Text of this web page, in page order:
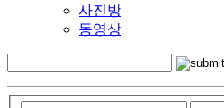
사진방
동영상